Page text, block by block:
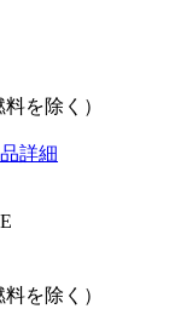
を除く）
詳細
を除く）